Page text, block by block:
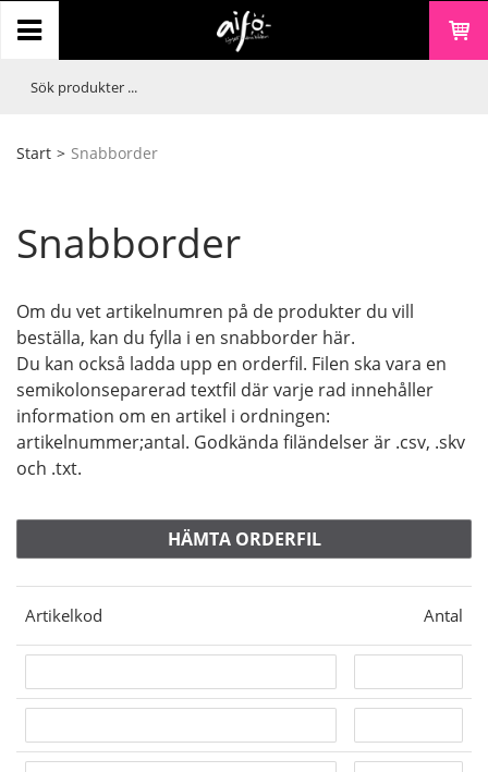
Start > Snabborder
Snabborder
Om du vet artikelnumren på de produkter du vill
beställa, kan du fylla i en snabborder här.
Du kan också ladda upp en orderfil. Filen ska vara en
semikolonseparerad textfil där varje rad innehåller
information om en artikel i ordningen:
artikelnummer;antal. Godkända filändelser är .csv, .skv
och .txt.
Artikelkod Antal